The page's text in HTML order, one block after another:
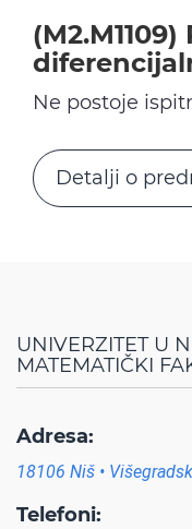
Ne postoje
Detalji o
UNIVERZITET U
MATEMATIČKI
Adresa:
18106 Niš •
Telefoni: